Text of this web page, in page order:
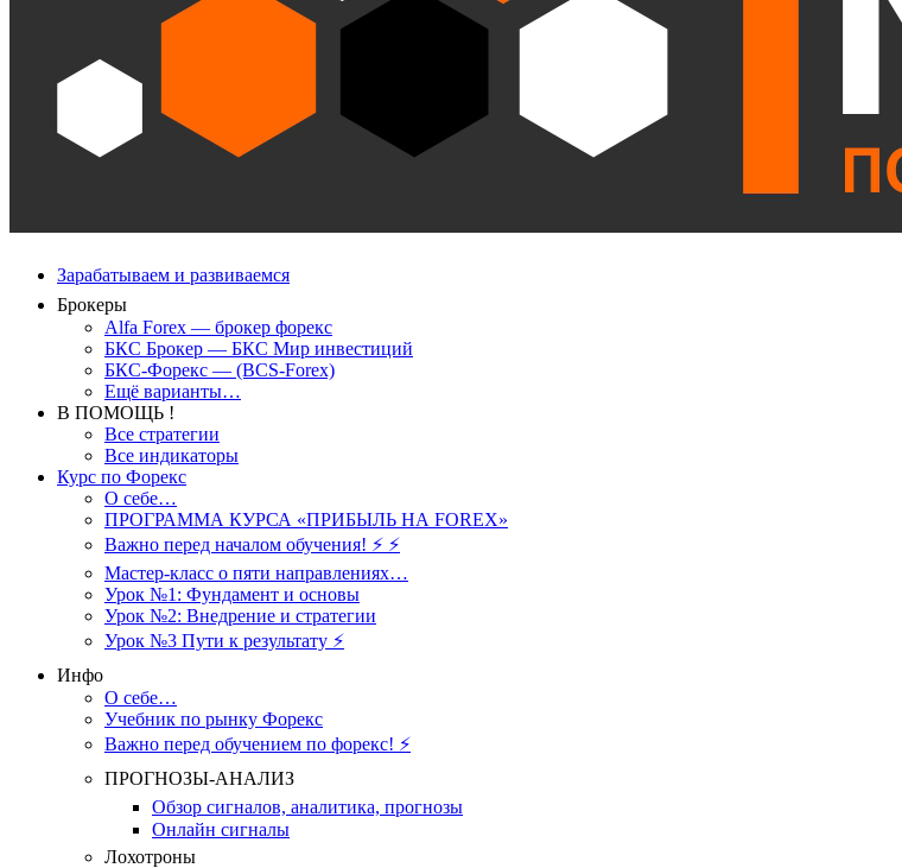
Зарабатываем и развиваемся
Брокеры
Alfa Forex — брокер форекс
БКС Брокер — БКС Мир инвестиций
БКС-Форекс — (BCS-Forex)
Ещё варианты…
В ПОМОЩЬ !
Все стратегии
Все индикаторы
Курс по Форекс
О себе…
ПРОГРАММА КУРСА «ПРИБЫЛЬ НА FOREX»
Важно перед началом обучения! ⚡ ⚡
Мастер-класс о пяти направлениях…
Урок №1: Фундамент и основы
Урок №2: Внедрение и стратегии
Урок №3 Пути к результату ⚡️
Инфо
О себе…
Учебник по рынку Форекс
Важно перед обучением по форекс! ⚡
ПРОГНОЗЫ-АНАЛИЗ
Обзор сигналов, аналитика, прогнозы
Онлайн сигналы
Лохотроны